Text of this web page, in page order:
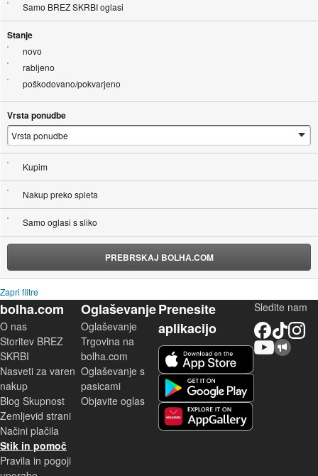
Samo BREZ SKRBI oglasi
Stanje
novo
rabljeno
poškodovano/pokvarjeno
Vrsta ponudbe
Kupim
Nakup preko spleta
Samo oglasi s sliko
PREBRSKAJ BOLHA.COM
Zapri filtre
bolha.com
O nas
Storitev BREZ
SKRBI
Nasveti za varen
nakup
Blog Skupnost
Zemljevid strani
Načini plačila
Stik in pomoč
Pravila in pogoji
Oglaševanje
Oglaševanje
Trgovina na
bolha.com
Oglaševanje s
pasicami
Objavite oglas
Prenesite
aplikacijo
Sledite nam